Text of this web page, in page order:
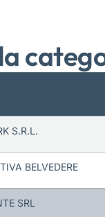
S.R.L.
BELVEDERE
SRL